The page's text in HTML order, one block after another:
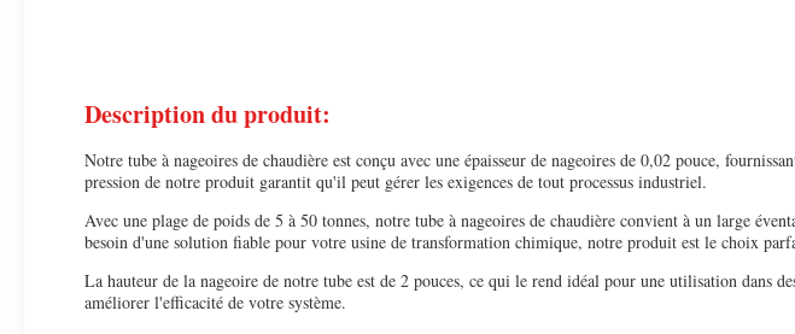
Description du produit:
Notre tube à nageoires de chaudière est conçu avec une épaisseur de nageoires de 0,02 pouce,
pression de notre produit garantit qu'il peut gérer les exigences de tout processus industriel.
Avec une plage de poids de 5 à 50 tonnes, notre tube à nageoires de chaudière convient à un large
besoin d'une solution fiable pour votre usine de transformation chimique, notre produit est le choix
La hauteur de la nageoire de notre tube est de 2 pouces, ce qui le rend idéal pour une utilisation dans
améliorer l'efficacité de votre système.